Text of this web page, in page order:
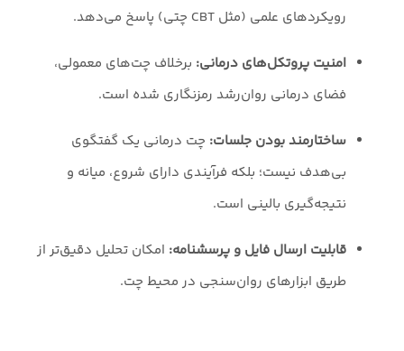
رویکردهای علمی (مثل CBT چتی) پاسخ می‌دهد.
امنیت پروتکل‌های درمانی: برخلاف چت‌های معمولی،
فضای درمانی روان‌رشد رمزنگاری شده است.
ساختارمند بودن جلسات: چت درمانی یک گفتگوی
بی‌هدف نیست؛ بلکه فرآیندی دارای شروع، میانه و
نتیجه‌گیری بالینی است.
قابلیت ارسال فایل و پرسشنامه: امکان تحلیل دقیق‌تر از
طریق ابزارهای روان‌سنجی در محیط چت.